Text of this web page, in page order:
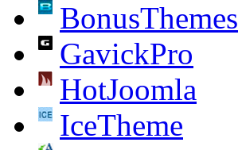
BonusThemes
GavickPro
HotJoomla
IceTheme